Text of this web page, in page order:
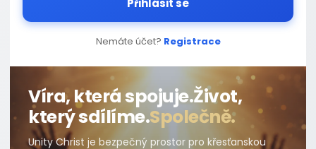
Přihlásit se
Nemáte účet? Registrace
Víra, která spojuje.Život,
který sdílíme.Společně.
Unity Christ je bezpečný prostor pro křesťanskou